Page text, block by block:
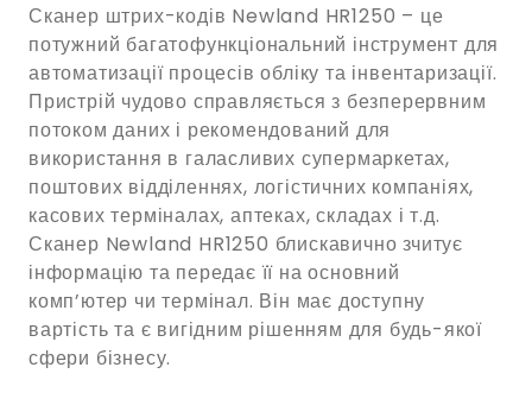
Сканер штрих-кодів Newland HR1250 – це
потужний багатофункціональний інструмент для
автоматизації процесів обліку та інвентаризації.
Пристрій чудово справляється з безперервним
потоком даних і рекомендований для
використання в галасливих супермаркетах,
поштових відділеннях, логістичних компаніях,
касових терміналах, аптеках, складах і т.д.
Сканер Newland HR1250 блискавично зчитує
інформацію та передає її на основний
комп’ютер чи термінал. Він має доступну
вартість та є вигідним рішенням для будь-якої
сфери бізнесу.